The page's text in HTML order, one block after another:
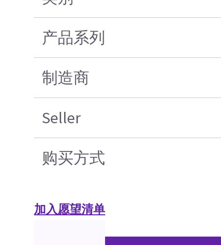
产品系列
制造商
Seller
购买方式
加入愿望清单